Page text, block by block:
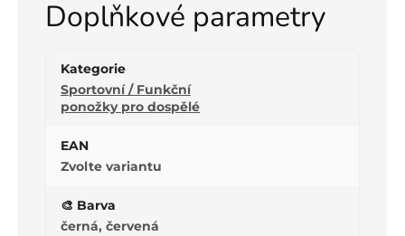
Doplňkové parametry
Kategorie
Sportovní / Funkční
ponožky pro dospělé
EAN
Zvolte variantu
🎨 Barva
černá, červená